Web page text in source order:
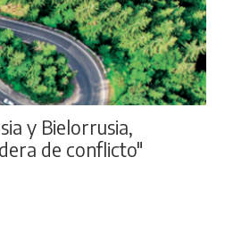
y Bielorrusia,
de conflicto"